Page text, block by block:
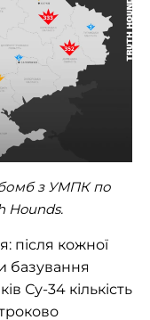
з УМПК по
Hounds.
після кожної
базування
Су-34 кількість